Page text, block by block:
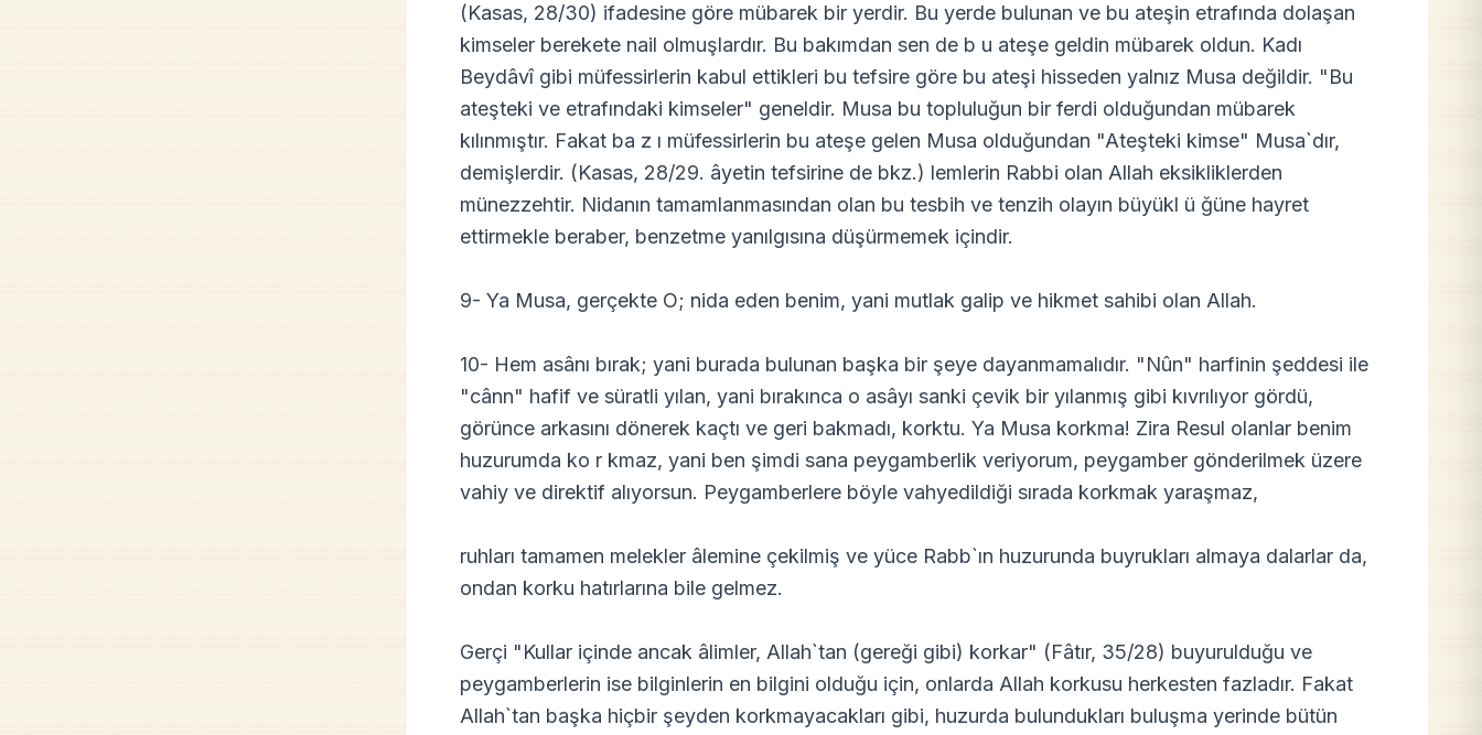
(Kasas, 28/30) ifadesine göre mübarek bir yerdir. Bu yerde bulunan ve bu ateşin etrafında dolaşan
kimseler berekete nail olmuşlardır. Bu bakımdan sen de b u ateşe geldin mübarek oldun. Kadı
Beydâvî gibi müfessirlerin kabul ettikleri bu tefsire göre bu ateşi hisseden yalnız Musa değildir. "Bu
ateşteki ve etrafındaki kimseler" geneldir. Musa bu topluluğun bir ferdi olduğundan mübarek
kılınmıştır. Fakat ba z ı müfessirlerin bu ateşe gelen Musa olduğundan "Ateşteki kimse" Musa`dır,
demişlerdir. (Kasas, 28/29. âyetin tefsirine de bkz.) lemlerin Rabbi olan Allah eksikliklerden
münezzehtir. Nidanın tamamlanmasından olan bu tesbih ve tenzih olayın büyükl ü ğüne hayret
ettirmekle beraber, benzetme yanılgısına düşürmemek içindir.
9- Ya Musa, gerçekte O; nida eden benim, yani mutlak galip ve hikmet sahibi olan Allah.
10- Hem asânı bırak; yani burada bulunan başka bir şeye dayanmamalıdır. "Nûn" harfinin şeddesi ile
"cânn" hafif ve süratli yılan, yani bırakınca o asâyı sanki çevik bir yılanmış gibi kıvrılıyor gördü,
görünce arkasını dönerek kaçtı ve geri bakmadı, korktu. Ya Musa korkma! Zira Resul olanlar benim
huzurumda ko r kmaz, yani ben şimdi sana peygamberlik veriyorum, peygamber gönderilmek üzere
vahiy ve direktif alıyorsun. Peygamberlere böyle vahyedildiği sırada korkmak yaraşmaz,
ruhları tamamen melekler âlemine çekilmiş ve yüce Rabb`ın huzurunda buyrukları almaya dalarlar da,
ondan korku hatırlarına bile gelmez.
Gerçi "Kullar içinde ancak âlimler, Allah`tan (gereği gibi) korkar" (Fâtır, 35/28) buyurulduğu ve
peygamberlerin ise bilginlerin en bilgini olduğu için, onlarda Allah korkusu herkesten fazladır. Fakat
Allah`tan başka hiçbir şeyden korkmayacakları gibi, huzurda bulundukları buluşma yerinde bütün